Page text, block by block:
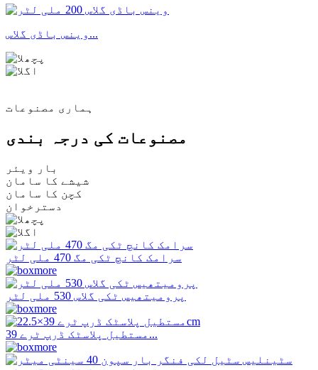
وینس باڈی گلاس...
ہماری مصنوعات
مصنوعات کی درجہ بندی
بار ویئر
شیشے کا سامان
کچن کا سامان
دسترخوان
سرامک کانچ ٹکی مگ 470 ملی لٹر
پرومیتھیس ٹکی گلاس 530 ملی لٹر
مستطیل پلاسٹک ڈرپ ٹرے 39...